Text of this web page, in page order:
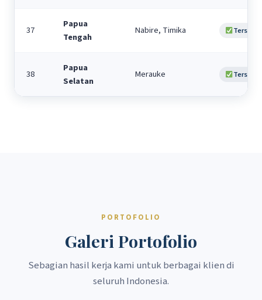
37
Papua
Tengah
Nabire, Timika Tersedia
38
Papua
Selatan
Merauke Tersedia
PORTOFOLIO
Galeri Portofolio
Sebagian hasil kerja kami untuk berbagai klien di
seluruh Indonesia.